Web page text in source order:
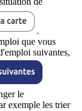
.
que vous
suivantes,
le
exemple les trier